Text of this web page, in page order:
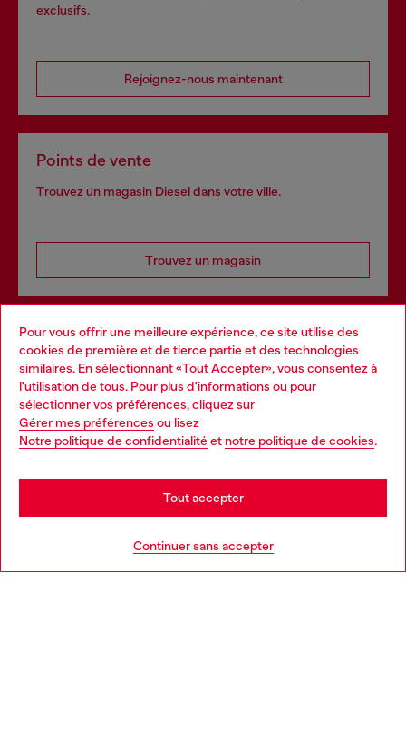
Pour vous offrir une meilleure expérience, ce site utilise des
cookies de première et de tierce partie et des technologies
similaires. En sélectionnant «Tout Accepter», vous consentez à
l'utilisation de tous. Pour plus d'informations ou pour
sélectionner vos préférences, cliquez sur
Gérer mes préférences ou lisez
Notre politique de confidentialitéet notre politique de cookies.
Continuer sans accepter
Tout accepter
exclusifs.
Rejoignez-nous maintenant
Points de vente
Trouvez un magasin Diesel dans votre ville.
Trouvez un magasin
Services omnicanaux
Découvrez tous nos services, en ligne et en magasin.
En savoir plus
Choose your location
You are currently browsing Belgique website, but it seems you
may be based in United States